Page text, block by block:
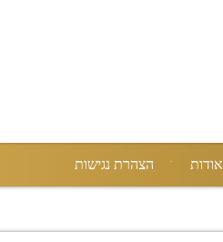
אודות הצהרת נגישות